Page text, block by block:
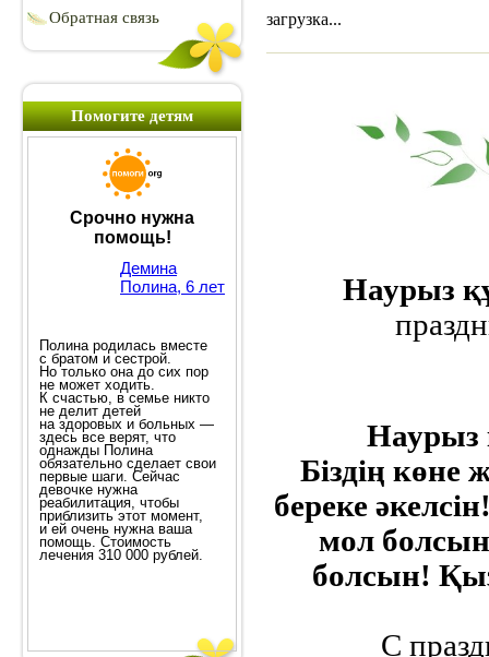
Обратная связь
Помогите детям
загрузка...
Наурыз
Наурыз
Біздің
береке
мол
болсын!
С